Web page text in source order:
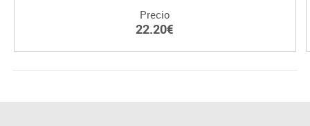
Precio
22.20€